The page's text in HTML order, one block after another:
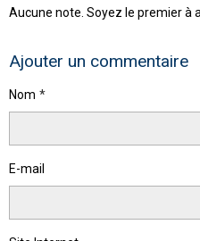
Aucune note. Soyez le premier à
Ajouter un commentaire
Nom
E-mail